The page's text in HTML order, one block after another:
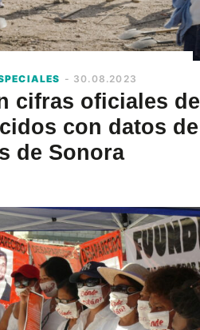
- 30.08.2023
cifras oficiales de
con datos de
de Sonora